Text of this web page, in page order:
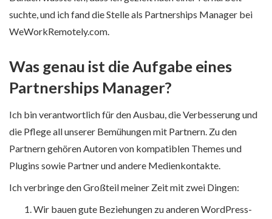
suchte, und ich fand die Stelle als Partnerships Manager bei
WeWorkRemotely.com.
Was genau ist die Aufgabe eines
Partnerships Manager?
Ich bin verantwortlich für den Ausbau, die Verbesserung und
die Pflege all unserer Bemühungen mit Partnern. Zu den
Partnern gehören Autoren von kompatiblen Themes und
Plugins sowie Partner und andere Medienkontakte.
Ich verbringe den Großteil meiner Zeit mit zwei Dingen:
Wir bauen gute Beziehungen zu anderen WordPress-